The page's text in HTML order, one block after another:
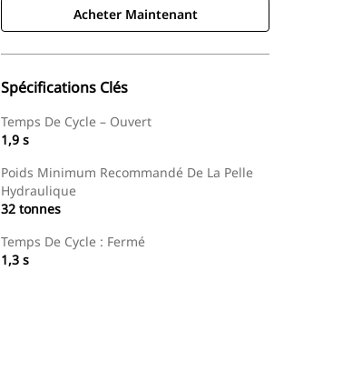
Acheter Maintenant
Spécifications Clés
Temps De Cycle – Ouvert
1,9 s
Poids Minimum Recommandé De La Pelle
Hydraulique
32 tonnes
Temps De Cycle : Fermé
1,3 s